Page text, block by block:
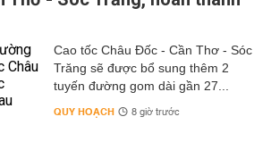
Cao tốc Châu Đốc - Cần Thơ - Sóc
Trăng sẽ được bổ sung thêm 2
tuyến đường gom dài gần 27...
QUY HOẠCH 8 giờ trước